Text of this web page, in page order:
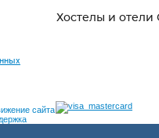
Хостелы и отели
сайта